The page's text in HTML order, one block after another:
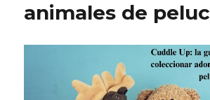
animales de